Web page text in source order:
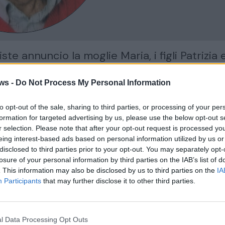
- Do Not Process My Personal Information
opt-out of the sale, sharing to third parties, or processing of your
for targeted advertising by us, please use the below opt-out
selection. Please note that after your opt-out request is processed
interest-based ads based on personal information utilized by us
to third parties prior to your opt-out. You may separately
of your personal information by third parties on the IAB’s list of
This information may also be disclosed by us to third parties on the
Participants that may further disclose it to other third parties.
Data Processing Opt Outs
annuncio la moglie Maria, i figli Patrizia
e parenti tutti.
di San Carlo Borromeo poi si
di Giubiano (Va).
anticipatamente tutti coloro che
Condividi